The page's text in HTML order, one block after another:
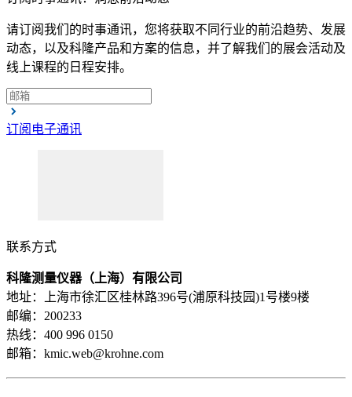
请订阅我们的时事通讯，您将获取不同行业的前沿趋势、发展
动态，以及科隆产品和方案的信息，并了解我们的展会活动及
线上课程的日程安排。
订阅电子通讯
联系方式
科隆测量仪器（上海）有限公司
地址：上海市徐汇区桂林路396号(浦原科技园)1号楼9楼
邮编：200233
热线：400 996 0150
邮箱：kmic.web@krohne.com